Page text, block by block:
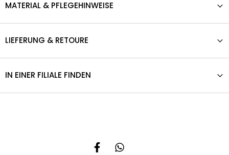
MATERIAL & PFLEGEHINWEISE
LIEFERUNG & RETOURE
IN EINER FILIALE FINDEN